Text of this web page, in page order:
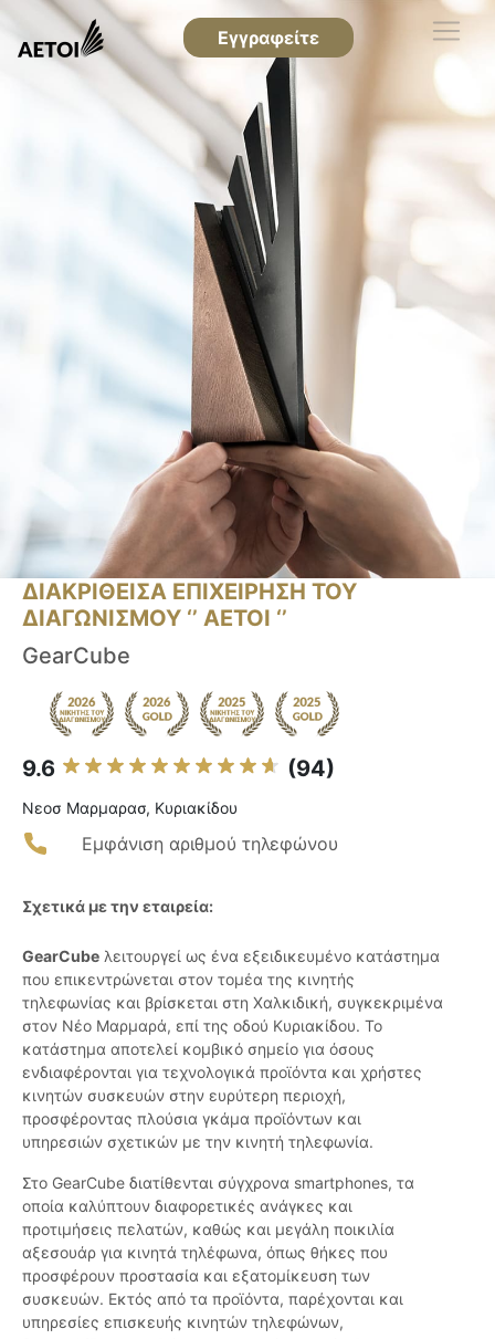
Εγγραφείτε
ΔΙΑΚΡΙΘΕΙΣΑ ΕΠΙΧΕΙΡΗΣΗ ΤΟΥ
ΔΙΑΓΩΝΙΣΜΟΥ ‘’ ΑΕΤΟΙ ‘’
GearCube
9.6 (94)
Νεοσ Μαρμαρασ, Κυριακίδου
Εμφάνιση αριθμού τηλεφώνου
Σχετικά με την εταιρεία:
GearCube λειτουργεί ως ένα εξειδικευμένο κατάστημα
που επικεντρώνεται στον τομέα της κινητής
τηλεφωνίας και βρίσκεται στη Χαλκιδική, συγκεκριμένα
στον Νέο Μαρμαρά, επί της οδού Κυριακίδου. Το
κατάστημα αποτελεί κομβικό σημείο για όσους
ενδιαφέρονται για τεχνολογικά προϊόντα και χρήστες
κινητών συσκευών στην ευρύτερη περιοχή,
προσφέροντας πλούσια γκάμα προϊόντων και
υπηρεσιών σχετικών με την κινητή τηλεφωνία.
Στο GearCube διατίθενται σύγχρονα smartphones, τα
οποία καλύπτουν διαφορετικές ανάγκες και
προτιμήσεις πελατών, καθώς και μεγάλη ποικιλία
αξεσουάρ για κινητά τηλέφωνα, όπως θήκες που
προσφέρουν προστασία και εξατομίκευση των
συσκευών. Εκτός από τα προϊόντα, παρέχονται και
υπηρεσίες επισκευής κινητών τηλεφώνων,